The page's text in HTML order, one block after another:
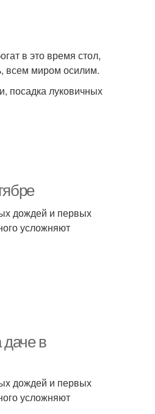
в это время стол,
всем миром осилим.
посадка луковичных
дождей и первых
усложняют
в
дождей и первых
усложняют